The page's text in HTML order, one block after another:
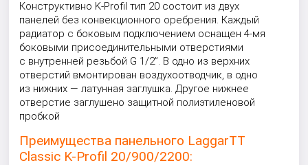
Конструктивно K-Profil тип 20 состоит из двух
панелей без конвекционного оребрения. Каждый
радиатор с боковым подключением оснащен 4-мя
боковыми присоединительными отверстиями
с внутренней резьбой G 1/2”. В одно из верхних
отверстий вмонтирован воздухоотводчик, в одно
из нижних — латунная заглушка. Другое нижнее
отверстие заглушено защитной полиэтиленовой
пробкой
Преимущества панельного LaggarTT
Classic K-Profil 20/900/2200: